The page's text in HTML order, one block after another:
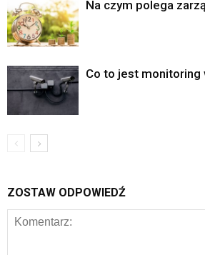
Na czym polega
Co to jest monitoring
ZOSTAW ODPOWIEDŹ